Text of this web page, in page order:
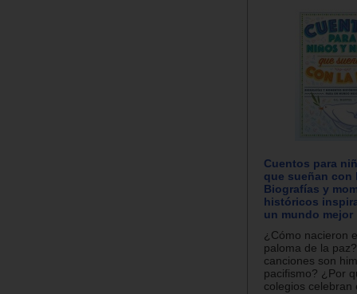
Cuentos para
que sueñan con
Biografías y
históricos
un mundo mejor
¿Cómo nacieron
paloma de la
canciones son
pacifismo? ¿Por
colegios celebran